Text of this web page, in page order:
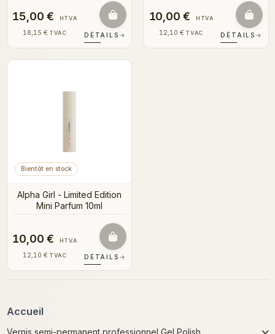
15,00 € HTVA
18,15 € TVAC DÉTAILS →
10,00 € HTVA
12,10 € TVAC DÉTAILS →
Bientôt en stock
Alpha Girl - Limited Edition
Mini Parfum 10ml
10,00 € HTVA
12,10 € TVAC DÉTAILS →
Accueil
Vernis semi-permanent professionnel Gel Polish